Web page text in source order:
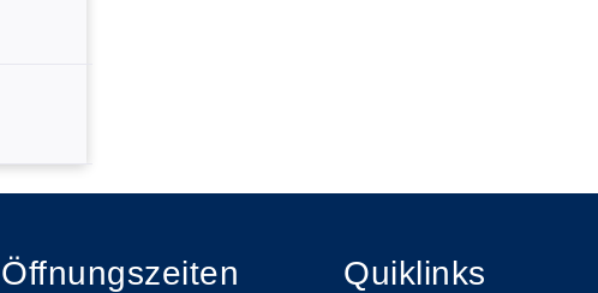
Öffnungszeiten Quiklinks